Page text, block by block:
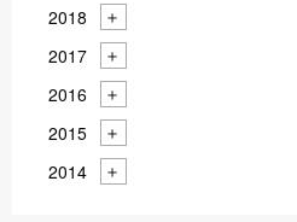
2018
2017
2016
2015
2014